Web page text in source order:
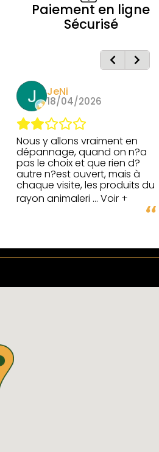
Paiement en ligne
Sécurisé
Henri Raymond
11/04/2026